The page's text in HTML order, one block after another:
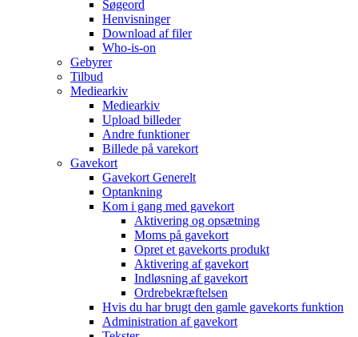
Søgeord
Henvisninger
Download af filer
Who-is-on
Gebyrer
Tilbud
Mediearkiv
Mediearkiv
Upload billeder
Andre funktioner
Billede på varekort
Gavekort
Gavekort Generelt
Optankning
Kom i gang med gavekort
Aktivering og opsætning
Moms på gavekort
Opret et gavekorts produkt
Aktivering af gavekort
Indløsning af gavekort
Ordrebekræftelsen
Hvis du har brugt den gamle gavekorts funktion
Administration af gavekort